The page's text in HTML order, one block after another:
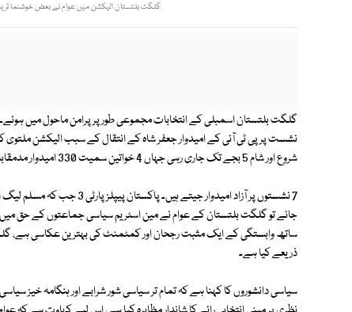
گلگت بلتستان الیکشن میں عوام نے بعض خوشنما
شروع اور شام 5 بجے تک جاری رہی جہاں 4 خواتین سمیت 330 امیدوار مدمقابل تھے۔
7 نشستوں پر آزاد امیدوار
جائے تو گلگت بلتستان کے عوام نے مین اسٹریم سیاسی جماعتوں کے
ساتھ وابستگی کے ایک مثبت رجحان اور کمٹمنٹ کی بہترین عکاسی ہے،
ذریعے کیا ہے۔
سیاسی دانشوروں کا کہنا ہے کہ تمام تر سیاسی شور شرابے اور ہنگامہ خیز